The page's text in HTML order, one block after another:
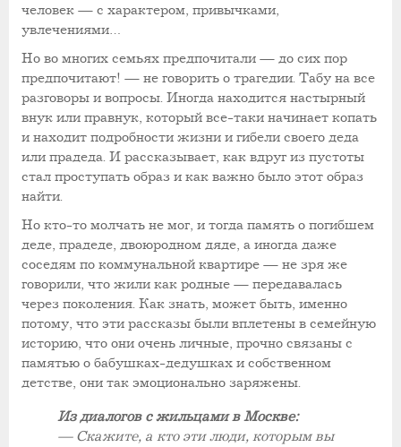
человек — с характером, привычками,
увлечениями…
Но во многих семьях предпочитали — до сих пор
предпочитают! — не говорить о трагедии. Табу на все
разговоры и вопросы. Иногда находится настырный
внук или правнук, который все-таки начинает копать
и находит подробности жизни и гибели своего деда
или прадеда. И рассказывает, как вдруг из пустоты
стал проступать образ и как важно было этот образ
найти.
Но кто-то молчать не мог, и тогда память о погибшем
деде, прадеде, двоюродном дяде, а иногда даже
соседям по коммунальной квартире — не зря же
говорили, что жили как родные — передавалась
через поколения. Как знать, может быть, именно
потому, что эти рассказы были вплетены в семейную
историю, что они очень личные, прочно связаны с
памятью о бабушках-дедушках и собственном
детстве, они так эмоционально заряжены.
Из диалогов с жильцами в Москве:
— Скажите, а кто эти люди, которым вы